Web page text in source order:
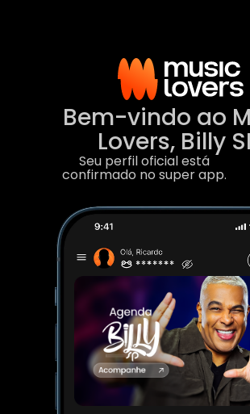
Bem-vindo ao
Lovers, Billy
Seu perfil oficial está
confirmado no super app.